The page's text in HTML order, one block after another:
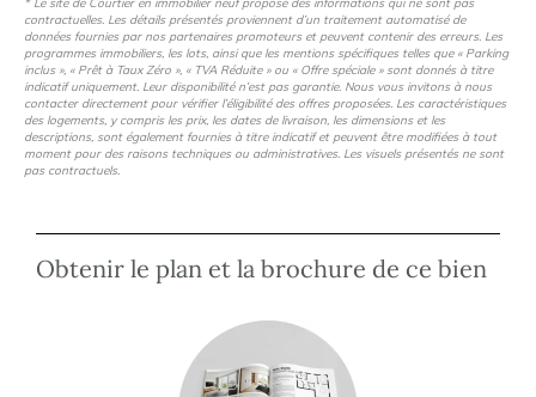
contractuelles. Les détails présentés proviennent d’un traitement automatisé de
données fournies par nos partenaires promoteurs et peuvent contenir des erreurs. Les
programmes immobiliers, les lots, ainsi que les mentions spécifiques telles que « Parking
inclus », « Prêt à Taux Zéro », « TVA Réduite » ou « Offre spéciale » sont donnés à titre
indicatif uniquement. Leur disponibilité n’est pas garantie. Nous vous invitons à nous
contacter directement pour vérifier l’éligibilité des offres proposées. Les caractéristiques
des logements, y compris les prix, les dates de livraison, les dimensions et les
descriptions, sont également fournies à titre indicatif et peuvent être modifiées à tout
moment pour des raisons techniques ou administratives. Les visuels présentés ne sont
pas contractuels.
Obtenir le plan et la brochure de ce bien